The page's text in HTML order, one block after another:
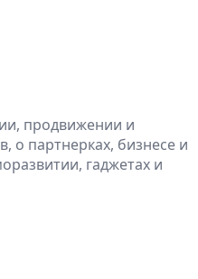
продвижении и
о партнерках, бизнесе и
гаджетах и